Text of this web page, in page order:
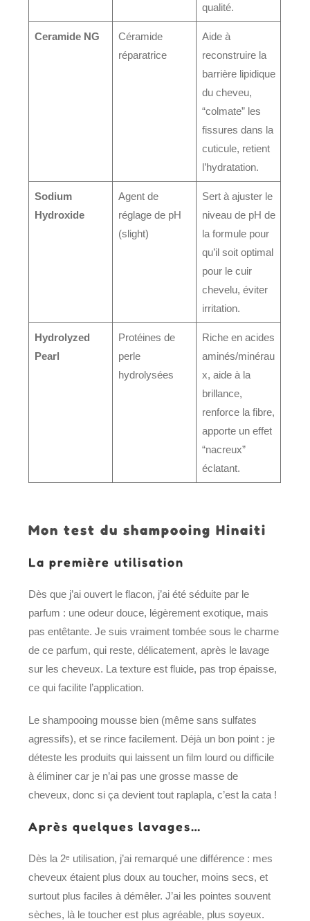
qualité.
Ceramide NG
Céramide
réparatrice
Aide à
reconstruire la
barrière lipidique
du cheveu,
“colmate” les
fissures dans la
cuticule, retient
l’hydratation.
Sodium
Hydroxide
Agent de
réglage de pH
(slight)
Sert à ajuster le
niveau de pH de
la formule pour
qu’il soit optimal
pour le cuir
chevelu, éviter
irritation.
Hydrolyzed
Pearl
Protéines de
perle
hydrolysées
Riche en acides
aminés/minérau
x, aide à la
brillance,
renforce la fibre,
apporte un effet
“nacreux”
éclatant.
Mon test du shampooing Hinaiti
La première utilisation
Dès que j’ai ouvert le flacon, j’ai été séduite par le
parfum : une odeur douce, légèrement exotique, mais
pas entêtante. Je suis vraiment tombée sous le charme
de ce parfum, qui reste, délicatement, après le lavage
sur les cheveux. La texture est fluide, pas trop épaisse,
ce qui facilite l’application.
Le shampooing mousse bien (même sans sulfates
agressifs), et se rince facilement. Déjà un bon point : je
déteste les produits qui laissent un film lourd ou difficile
à éliminer car je n’ai pas une grosse masse de
cheveux, donc si ça devient tout raplapla, c’est la cata !
Après quelques lavages…
Dès la 2ᵉ utilisation, j’ai remarqué une différence : mes
cheveux étaient plus doux au toucher, moins secs, et
surtout plus faciles à démêler. J’ai les pointes souvent
sèches, là le toucher est plus agréable, plus soyeux.